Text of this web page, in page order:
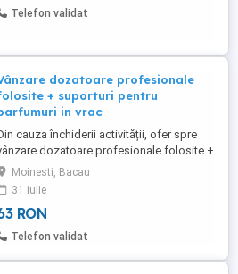
Telefon validat
dozatoare profesionale
+ suporturi pentru
in vrac
cauza închiderii activității, ofer spre
dozatoare profesionale folosite +
pentru parfumuri. Produsele sunt
fabricate în Italia și vin însoțite de
de conformitate. Sunt ideale
magazine care doresc să
parfumuri vrac un concept
Moinesti, Bacau
31 iulie
RON
Telefon validat